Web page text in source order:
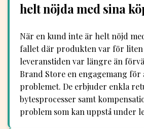
helt nöjda med sina
När en kund inte är helt nöjd
fallet där produkten var för
leveranstiden var längre än
Brand Store en engagemang för
problemet. De erbjuder enkla
bytesprocesser samt
problem som kan uppstå under